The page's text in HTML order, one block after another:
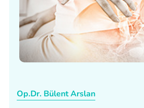
Op.Dr. Bülent Arslan